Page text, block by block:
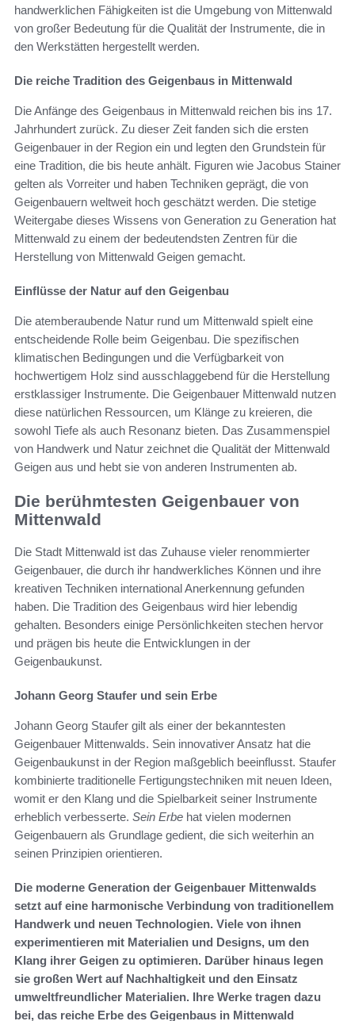
handwerklichen Fähigkeiten ist die Umgebung von Mittenwald
von großer Bedeutung für die Qualität der Instrumente, die in
den Werkstätten hergestellt werden.
Die reiche Tradition des Geigenbaus in Mittenwald
Die Anfänge des Geigenbaus in Mittenwald reichen bis ins 17.
Jahrhundert zurück. Zu dieser Zeit fanden sich die ersten
Geigenbauer in der Region ein und legten den Grundstein für
eine Tradition, die bis heute anhält. Figuren wie Jacobus Stainer
gelten als Vorreiter und haben Techniken geprägt, die von
Geigenbauern weltweit hoch geschätzt werden. Die stetige
Weitergabe dieses Wissens von Generation zu Generation hat
Mittenwald zu einem der bedeutendsten Zentren für die
Herstellung von Mittenwald Geigen gemacht.
Einflüsse der Natur auf den Geigenbau
Die atemberaubende Natur rund um Mittenwald spielt eine
entscheidende Rolle beim Geigenbau. Die spezifischen
klimatischen Bedingungen und die Verfügbarkeit von
hochwertigem Holz sind ausschlaggebend für die Herstellung
erstklassiger Instrumente. Die Geigenbauer Mittenwald nutzen
diese natürlichen Ressourcen, um Klänge zu kreieren, die
sowohl Tiefe als auch Resonanz bieten. Das Zusammenspiel
von Handwerk und Natur zeichnet die Qualität der Mittenwald
Geigen aus und hebt sie von anderen Instrumenten ab.
Die berühmtesten Geigenbauer von
Mittenwald
Die Stadt Mittenwald ist das Zuhause vieler renommierter
Geigenbauer, die durch ihr handwerkliches Können und ihre
kreativen Techniken international Anerkennung gefunden
haben. Die Tradition des Geigenbaus wird hier lebendig
gehalten. Besonders einige Persönlichkeiten stechen hervor
und prägen bis heute die Entwicklungen in der
Geigenbaukunst.
Johann Georg Staufer und sein Erbe
Johann Georg Staufer gilt als einer der bekanntesten
Geigenbauer Mittenwalds. Sein innovativer Ansatz hat die
Geigenbaukunst in der Region maßgeblich beeinflusst. Staufer
kombinierte traditionelle Fertigungstechniken mit neuen Ideen,
womit er den Klang und die Spielbarkeit seiner Instrumente
erheblich verbesserte. Sein Erbe hat vielen modernen
Geigenbauern als Grundlage gedient, die sich weiterhin an
seinen Prinzipien orientieren.
Die moderne Generation der Geigenbauer Mittenwalds
setzt auf eine harmonische Verbindung von traditionellem
Handwerk und neuen Technologien. Viele von ihnen
experimentieren mit Materialien und Designs, um den
Klang ihrer Geigen zu optimieren. Darüber hinaus legen
sie großen Wert auf Nachhaltigkeit und den Einsatz
umweltfreundlicher Materialien. Ihre Werke tragen dazu
bei, das reiche Erbe des Geigenbaus in Mittenwald